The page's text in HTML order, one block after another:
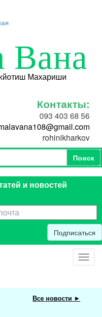
Вана
Махариши
Контакты:
093 403 68 56
rohinikharkov
Поиск
Поиск
и новостей
Подписаться
Все новости ►